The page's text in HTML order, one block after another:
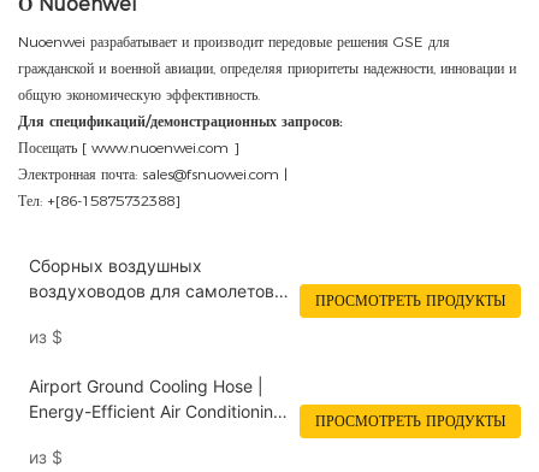
Nuoenwei разрабатывает и производит передовые решения GSE для
гражданской и военной авиации, определяя приоритеты надежности, инновации и
общую экономическую эффективность.
Для спецификаций/демонстрационных запросов:
Посещать [ www.nuoenwei.com ]
Электронная почта: sales@fsnuowei.com |
Тел: +[86-15875732388]
Сборных воздушных
воздуховодов для самолетов
военный класс
из $
ПРОСМОТРЕТЬ ПРОДУКТЫ
Airport Ground Cooling Hose |
Energy-Efficient Air Conditioning
из $
ПРОСМОТРЕТЬ ПРОДУКТЫ